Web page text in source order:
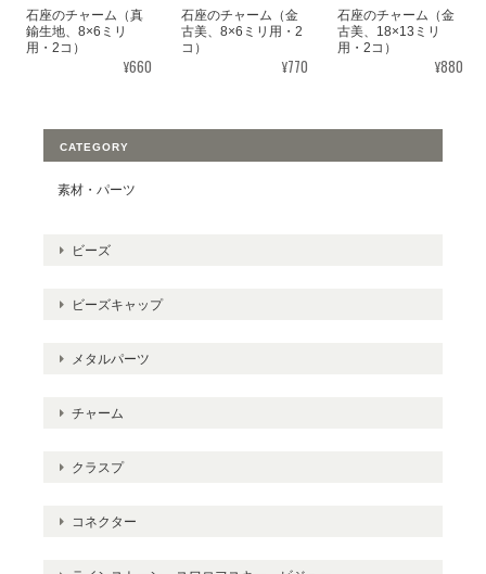
石座のチャーム（真
鍮生地、8×6ミリ
用・2コ）
¥660
石座のチャーム（金
古美、8×6ミリ用・2
コ）
¥770
石座のチャーム（金
古美、18×13ミリ
用・2コ）
¥880
CATEGORY
素材・パーツ
ビーズ
ビーズキャップ
メタルパーツ
チャーム
クラスプ
コネクター